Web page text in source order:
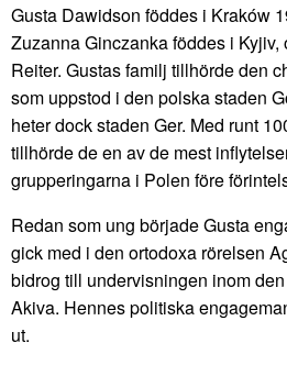
Gusta Dawidson föddes i Kraków
Zuzanna Ginczanka föddes i
Reiter. Gustas familj tillhörde den
som uppstod i den polska staden
heter dock staden Ger. Med runt
tillhörde de en av de mest
grupperingarna i Polen före
Redan som ung började Gusta
gick med i den ortodoxa rörelsen
bidrog till undervisningen inom
Akiva. Hennes politiska
ut.